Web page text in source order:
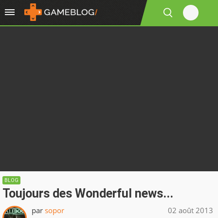
BLOG
Toujours des Wonderful news...
par sopor 02 août 2013